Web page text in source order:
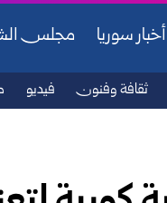
أخبار سوريا مجلس
ثقافة وفنون فيديو